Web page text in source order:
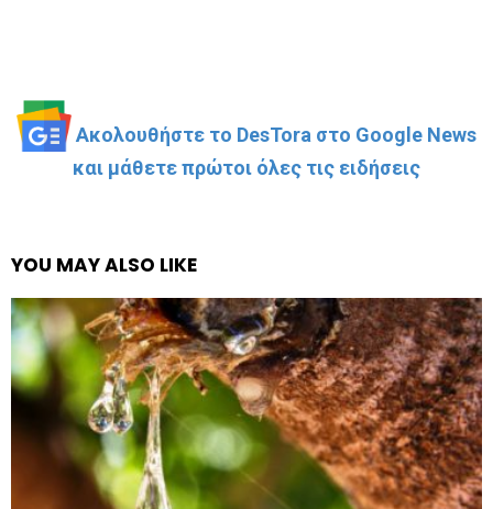
Ακολουθήστε το DesTora στο Google News
και μάθετε πρώτοι όλες τις ειδήσεις
YOU MAY ALSO LIKE